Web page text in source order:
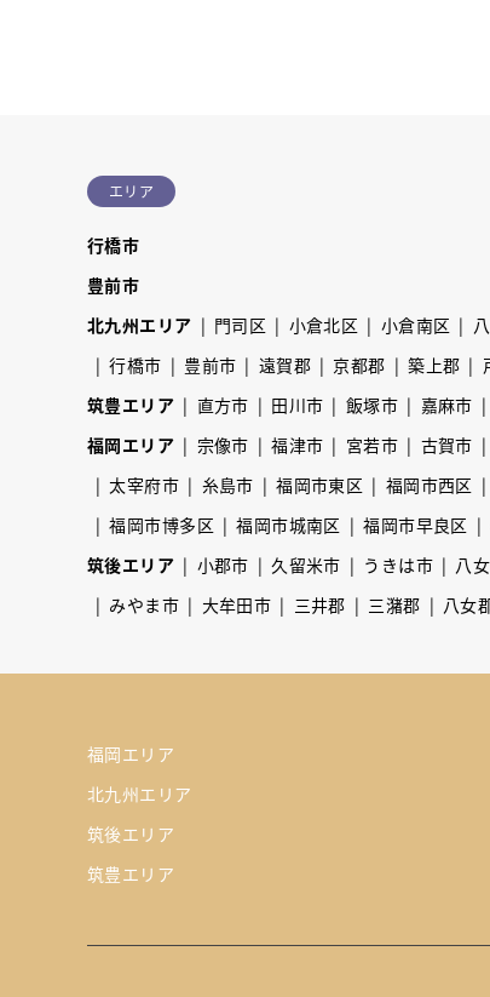
エリア
行橋市
豊前市
北九州エリア
門司区 小倉北区 小倉南区
行橋市
豊前市 遠賀郡 京都郡 築上郡
筑豊エリア
直方市 田川市 飯塚市 嘉麻市
福岡エリア
宗像市 福津市 宮若市 古賀市
太宰府市
糸島市 福岡市東区 福岡市西区
福岡市博多区
福岡市城南区 福岡市早良区
筑後エリア
小郡市 久留米市 うきは市 八
みやま市
大牟田市 三井郡 三潴郡 八女
福岡エリア
北九州エリア
筑後エリア
筑豊エリア